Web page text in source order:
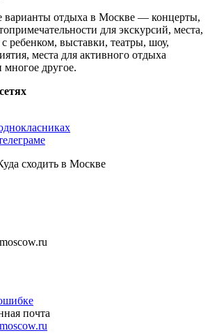
отдыха в Москве — концерты,
для экскурсий, места,
ребенком, выставки, театры, шоу,
места для активного отдыха
многое другое.
сходить в Москве
почта